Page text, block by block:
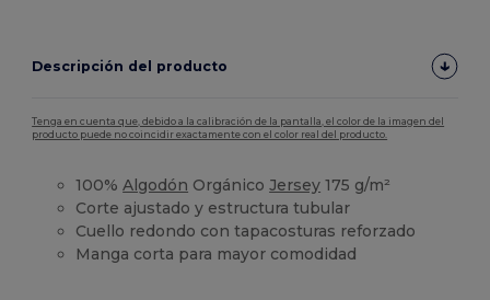
Descripción del producto
Tenga en cuenta que, debido a la calibración de la pantalla, el color de la imagen del
producto puede no coincidir exactamente con el color real del producto.
100%Algodón OrgánicoJersey 175 g/m²
Corte ajustado y estructura tubular
Cuello redondo con tapacosturas reforzado
Manga corta para mayor comodidad